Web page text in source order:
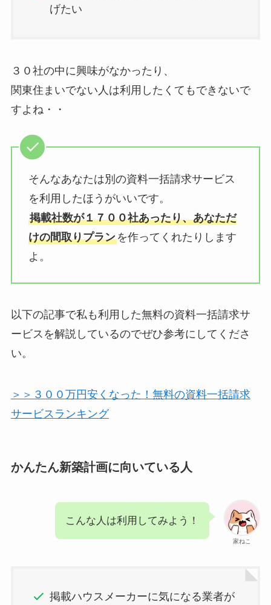
げたい
３０社の中に興味がなかったり、
関東住まいでない人は利用したくてもできないで
すよね・・
そんなあなたは別の資料一括請求サービス
を利用したほうがいいです。
掲載社数が１７００社あったり、あなただ
けの間取りプランを作ってくれたりします
よ。
以下の記事で私も利用した無料の資料一括請求サ
ービスを解説しているのでぜひ参考にしてくださ
い。
＞＞３００万円安くなった！無料の資料一括請求
サービスランキング
かんたん新築計画に向いている人
家ねこ
こんな人は利用してみよう！
掲載ハウスメーカーに気になる業者が